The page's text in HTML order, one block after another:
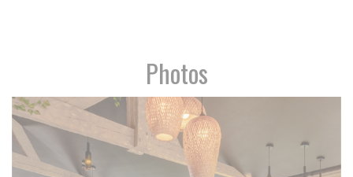
Photos